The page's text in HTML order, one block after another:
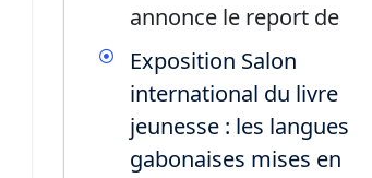
annonce le report de
Exposition Salon
international du livre
jeunesse : les langues
gabonaises mises en